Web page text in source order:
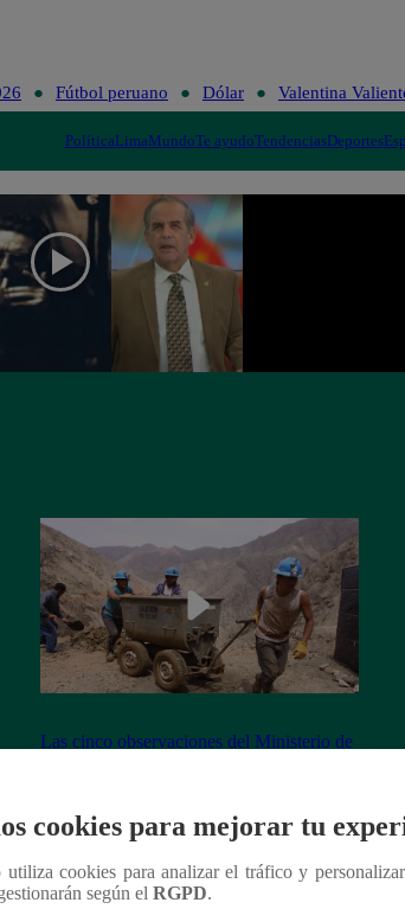
Fútbol peruano Dólar Valentina
PolíticaLimaMundoTe ayudoTendenciasDeportes
Las cinco observaciones del Ministerio de
cookies para mejorar tu
utiliza cookies para analizar el tráfico y
según el RGPD.